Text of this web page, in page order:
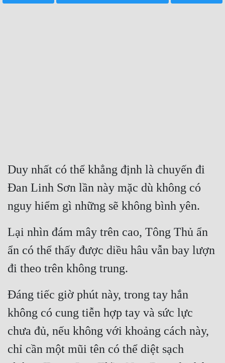
Xa Lộ Dịch
Cung Đấu
Cổ Tiên Hiệp
Cổ Đại
Dị Giới
Dị Năng
Duy nhất có thể khẳng định là chuyến đi
Đan Linh Sơn lần này mặc dù không có
nguy hiểm gì những sẽ không bình yên.
Lại nhìn đám mây trên cao, Tông Thủ ẩn
ẩn có thể thấy được diều hâu vẫn bay lượn
đi theo trên không trung.
Đáng tiếc giờ phút này, trong tay hắn
không có cung tiễn hợp tay và sức lực
chưa đủ, nếu không với khoảng cách này,
chỉ cần một mũi tên có thể diệt sạch